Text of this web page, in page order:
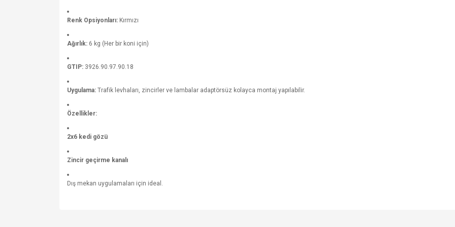
Renk Opsiyonları: Kırmızı
Ağırlık: 6 kg (Her bir koni için)
GTIP: 3926.90.97.90.18
Uygulama: Trafik levhaları, zincirler ve lambalar adaptörsüz kolayca montaj yapılabilir.
Özellikler:
2x6 kedi gözü
Zincir geçirme kanalı
Dış mekan uygulamaları için ideal.